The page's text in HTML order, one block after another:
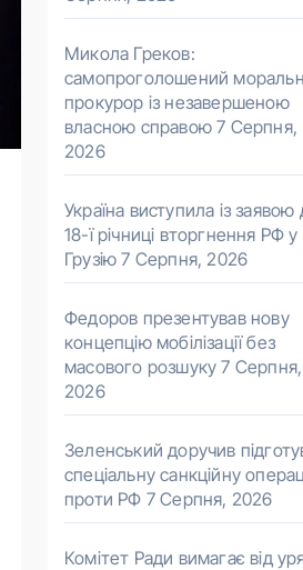
Микола Греков:
самопроголошений
прокурор із незавершеною
власною справою 7 Серпня,
2026
Україна виступила із заявою
18-ї річниці вторгнення РФ у
Грузію 7 Серпня, 2026
Федоров презентував нову
концепцію мобілізації без
масового розшуку 7 Серпня,
2026
Зеленський доручив
спеціальну санкційну
проти РФ 7 Серпня, 2026
Комітет Ради вимагає від